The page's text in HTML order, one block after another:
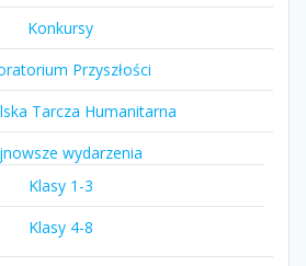
Konkursy
Przyszłości
Tarcza Humanitarna
wydarzenia
Klasy 1-3
Klasy 4-8